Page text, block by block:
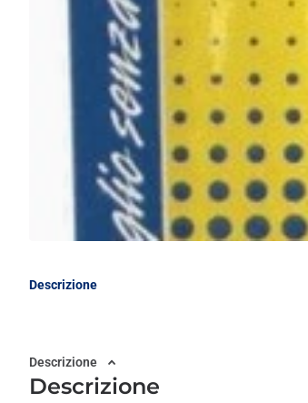
Descrizione
Descrizione
Descrizione